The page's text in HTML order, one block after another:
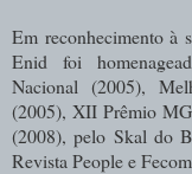
Em reconhecimento à
Enid foi
Nacional (2005),
(2005), XII Prêmio
(2008), pelo Skal do
Revista People e